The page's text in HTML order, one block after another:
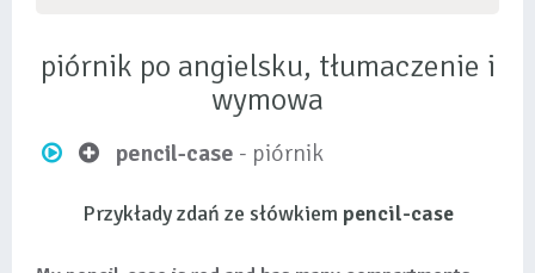
piórnik po angielsku, tłumaczenie i
wymowa
pencil-case - piórnik
Przykłady zdań ze słówkiem pencil-case